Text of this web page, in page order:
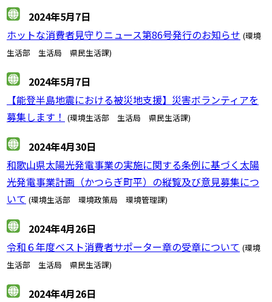
2024年5月7日
ホットな消費者見守りニュース第86号発行のお知らせ (環境
生活部 生活局 県民生活課)
2024年5月7日
【能登半島地震における被災地支援】災害ボランティアを
募集します！ (環境生活部 生活局 県民生活課)
2024年4月30日
和歌山県太陽光発電事業の実施に関する条例に基づく太陽
光発電事業計画（かつらぎ町平）の縦覧及び意見募集につ
いて (環境生活部 環境政策局 環境管理課)
2024年4月26日
令和６年度ベスト消費者サポーター章の受章について (環境
生活部 生活局 県民生活課)
2024年4月26日